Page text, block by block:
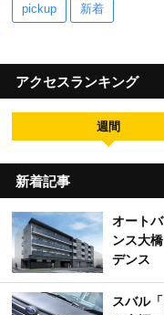
関連キーワード
pickup 新着
アクセスランキング